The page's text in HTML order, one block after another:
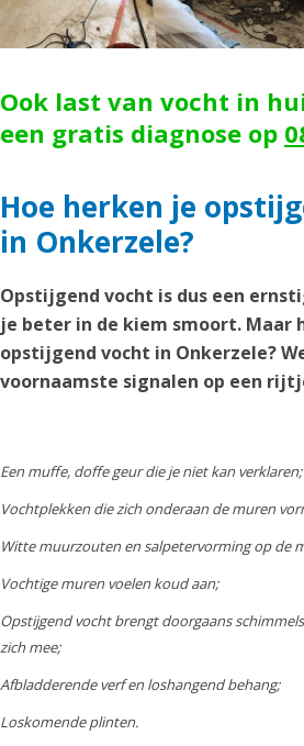
Ook last van vocht in
een gratis diagnose op
Hoe herken je
in Onkerzele?
Opstijgend vocht is dus een
je beter in de kiem smoort. Maar
opstijgend vocht in Onkerzele?
voornaamste signalen op een
Een muffe, doffe geur die je niet kan verklaren;
Vochtplekken die zich onderaan de muren
Witte muurzouten en salpetervorming op de
Vochtige muren voelen koud aan;
Opstijgend vocht brengt doorgaans
zich mee;
Afbladderende verf en loshangend behang;
Loskomende plinten.